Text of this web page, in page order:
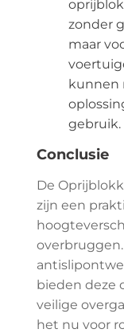
zonder
maar
kunnen
gebruik.
Conclusie
De
zijn een
bieden deze
veilige
het nu voor